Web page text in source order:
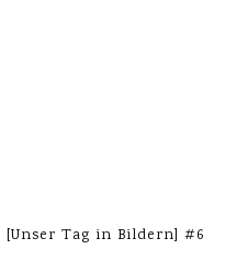
[Unser Tag in Bildern] #6